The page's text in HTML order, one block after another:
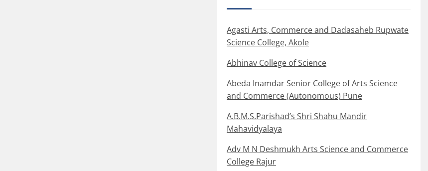
Agasti Arts, Commerce and Dadasaheb Rupwate
Science College, Akole
Abhinav College of Science
Abeda Inamdar Senior College of Arts Science
and Commerce (Autonomous) Pune
A.B.M.S.Parishad’s Shri Shahu Mandir
Mahavidyalaya
Adv M N Deshmukh Arts Science and Commerce
College Rajur